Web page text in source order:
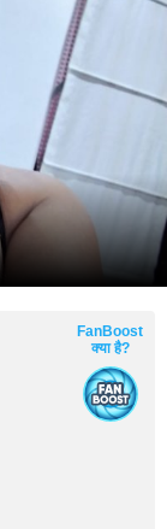
FanBoost
क्या है?